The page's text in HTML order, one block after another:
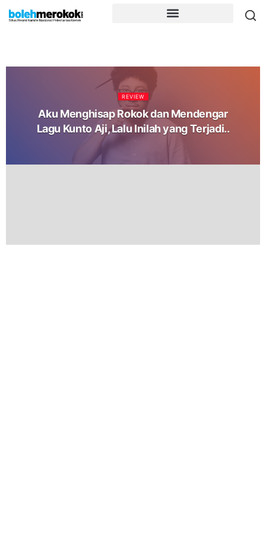
REVIEW
Aku Menghisap Rokok dan Mendengar
Lagu Kunto Aji, Lalu Inilah yang Terjadi..